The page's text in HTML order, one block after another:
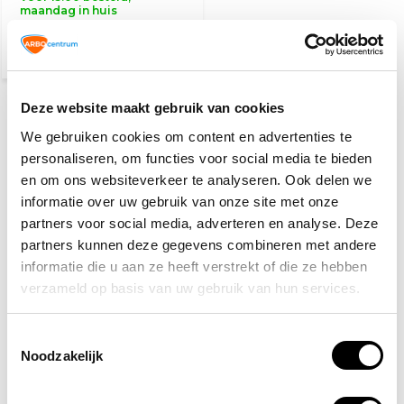
Deze website maakt gebruik van cookies
We gebruiken cookies om content en advertenties te
personaliseren, om functies voor social media te bieden
en om ons websiteverkeer te analyseren. Ook delen we
informatie over uw gebruik van onze site met onze
partners voor social media, adverteren en analyse. Deze
partners kunnen deze gegevens combineren met andere
informatie die u aan ze heeft verstrekt of die ze hebben
verzameld op basis van uw gebruik van hun services.
Noodzakelijk
maandag in huis
Keuringsgereedschap kopen?
Voor al je inspecties en
onderhoud!
Ben je op zoek naar betrouwbaarkeuringsgereedschap
om inspecties en onderhoud efficiënt uit te voeren? Bij
Arbowinkel.nl vind je een uitgebreid assortiment aan tools
die onmisbaar zijn bij keuringen. Of je nu werkt in de
bouw, elektrotechniek, of andere sectoren waar veiligheid
een prioriteit is, wij hebben de juiste producten om jouw
maken.